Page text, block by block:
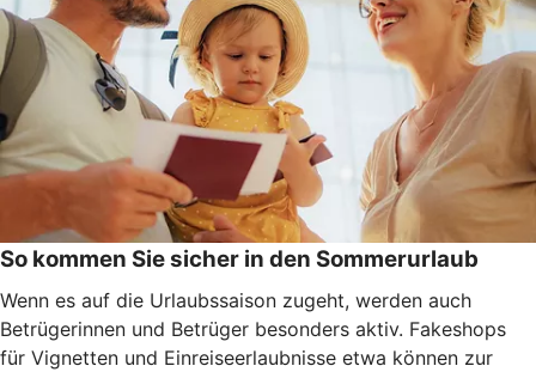
So kommen Sie sicher in den Sommerurlaub
Wenn es auf die Urlaubssaison zugeht, werden auch
Betrügerinnen und Betrüger besonders aktiv. Fakeshops
für Vignetten und Einreiseerlaubnisse etwa können zur